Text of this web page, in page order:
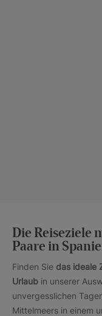
Die Reiseziele
Paare in
Finden Sie das ideale
Urlaub in unserer
unvergesslichen
Mittelmeers in einem